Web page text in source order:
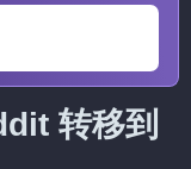
转移到